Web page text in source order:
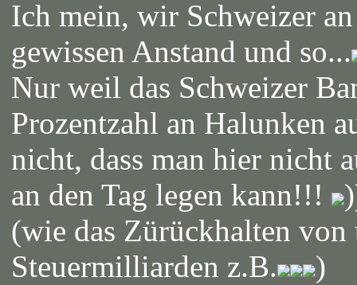
Ich mein, wir Schweizer
gewissen Anstand und so...
Nur weil das Schweizer
Prozentzahl an Halunken
nicht, dass man hier nicht
an den Tag legen kann!!!
(wie das Zürückhalten von
Steuermilliarden z.B.
)